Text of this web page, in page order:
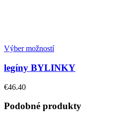
Výber možností
legíny BYLINKY
€46.40
Podobné produkty